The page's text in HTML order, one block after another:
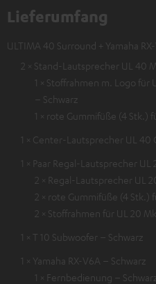
Lieferumfang
ULTIMA 40 Surround + Yamaha
2 × Stand-Lautsprecher UL 40
1 × Stoffrahmen m. Logo
– Schwarz
1 × rote Gummifüße (4 Stk.)
1 × Center-Lautsprecher UL 40
1 × Paar Regal-Lautsprecher UL
2 × Regal-Lautsprecher UL
2 × rote Gummifüße (4 Stk.)
2 × Stoffrahmen für UL 20
1 × T 10 Subwoofer – Schwarz
1 × Yamaha RX-V6A – Schwarz
1 × Fernbedienung –